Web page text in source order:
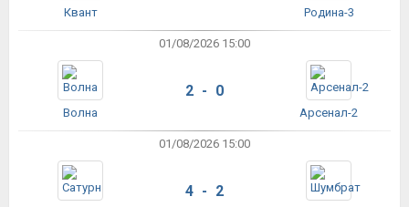
Квант Родина-3
01/08/2026 15:00
Волна
2 - 0
Арсенал-2
01/08/2026 15:00
4 - 2